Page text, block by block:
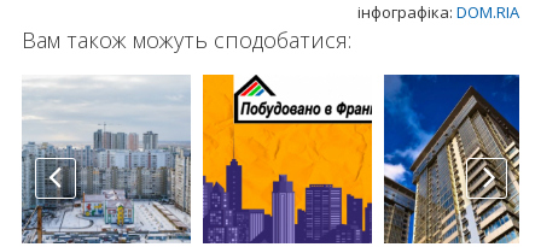
інфографіка:DOM.RIA
Вам також можуть сподобатися: